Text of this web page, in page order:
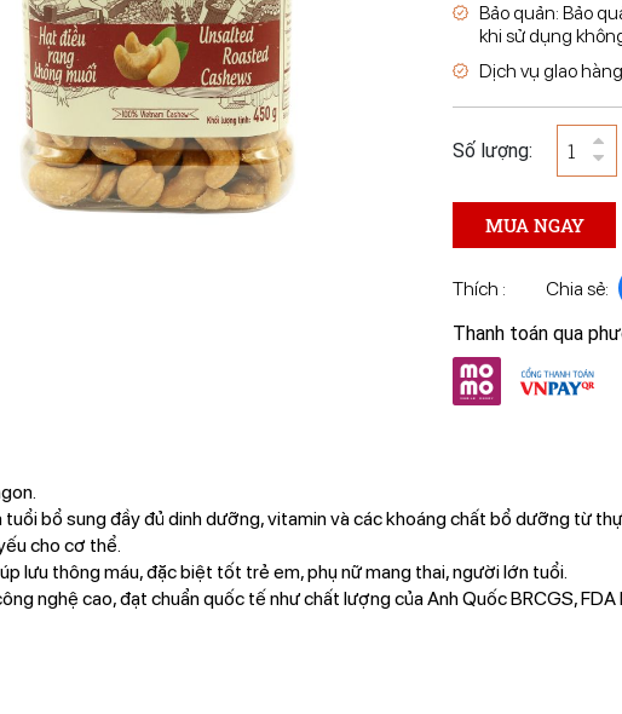
Bảo quản: Bảo
khi sử dụng
Dịch vụ gIao
Số lượng:
MUA NGAY
Thích :
Chia sẻ:
Thanh toán qua
bổ sung đầy đủ dinh dưỡng, vitamin và các khoáng chất bổ dưỡng từ
cho cơ thể.
lưu thông máu, đặc biệt tốt trẻ em, phụ nữ mang thai, người lớn tuổi.
nghệ cao, đạt chuẩn quốc tế như chất lượng của Anh Quốc BRCGS, FDA